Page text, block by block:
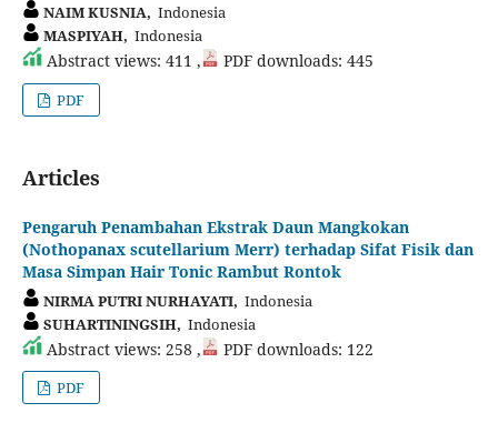
NAIM KUSNIA, Indonesia
MASPIYAH, Indonesia
Abstract views: 411 , PDF downloads: 445
PDF
Articles
Pengaruh Penambahan Ekstrak Daun Mangkokan
(Nothopanax scutellarium Merr) terhadap Sifat Fisik dan
Masa Simpan Hair Tonic Rambut Rontok
NIRMA PUTRI NURHAYATI, Indonesia
SUHARTININGSIH, Indonesia
Abstract views: 258 , PDF downloads: 122
PDF